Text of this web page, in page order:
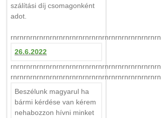
szálítási díj csomagonként
adot.
rnrnrnrnrnrnrnrnrnrnrnrnrnrnrnrnrnrnrnrnrnrnrn
26.6.2022
rnrnrnrnrnrnrnrnrnrnrnrnrnrnrnrnrnrnrnrnrnrnrn
rnrnrnrnrnrnrnrnrnrnrnrnrnrnrnrnrnrnrnrnrnrnrn
Beszélunk magyarul ha
bármi kérdése van kérem
nehabozzon hívni minket